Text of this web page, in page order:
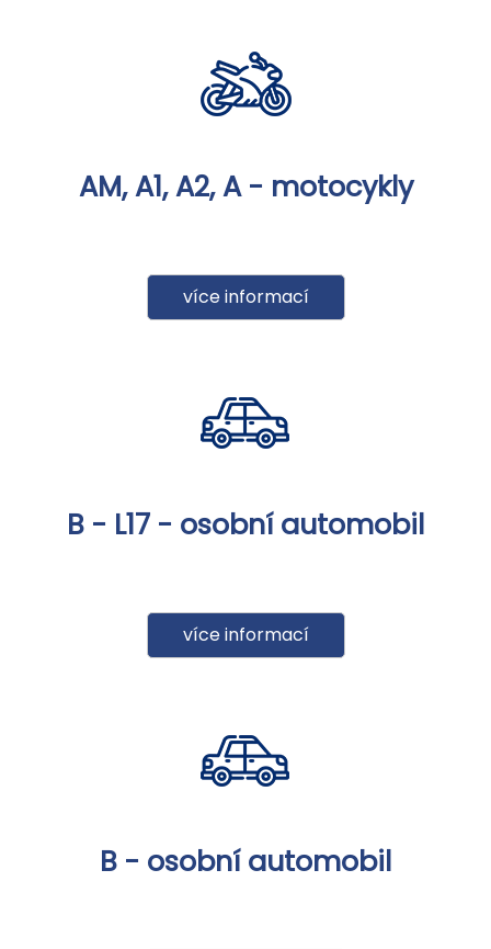
AM, A1, A2, A - motocykly
více informací
B - L17 - osobní automobil
více informací
B - osobní automobil